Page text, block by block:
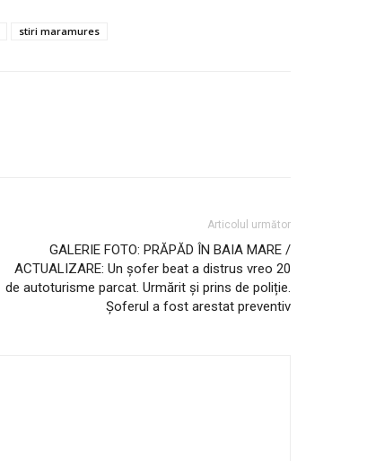
stiri maramures
Articolul următor
GALERIE FOTO: PRĂPĂD ÎN BAIA MARE /
ACTUALIZARE: Un șofer beat a distrus vreo 20
de autoturisme parcat. Urmărit și prins de poliție.
Şoferul a fost arestat preventiv